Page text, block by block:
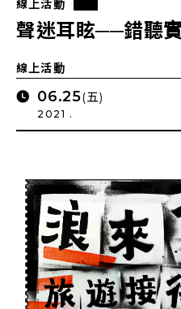
線上活動
聲迷耳眩──錯聽
線上活動
06.25(五)
2021 .